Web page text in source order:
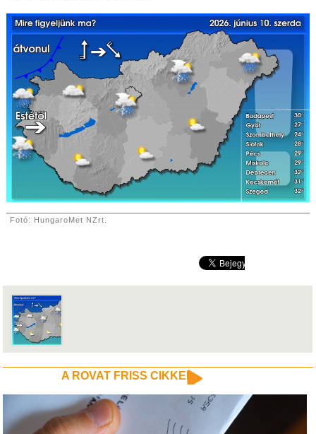
Fotó: HungaroMet NZrt.
A ROVAT FRISS CIKKEI